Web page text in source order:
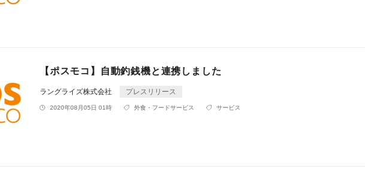
【ポスモコ】自動釣銭機と連携しました
ラングライズ株式会社 プレスリリース
2020年08月05日 01時 外食・フードサービス サービス